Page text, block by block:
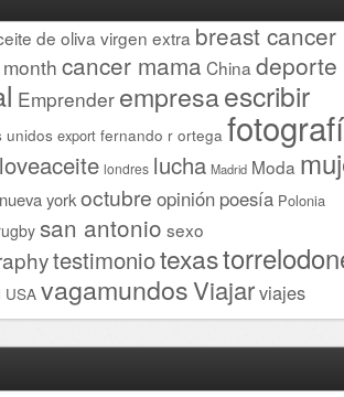
de oliva virgen extra breast cancer
cancer mama China deporte
Emprender empresaescribir
unidos export fernando r ortega
londres lucha Madrid Moda
nueva yorkoctubre opinión poesía Polonia
san antonio sexo
testimoniotexas
USA vagamundosViajarviajes